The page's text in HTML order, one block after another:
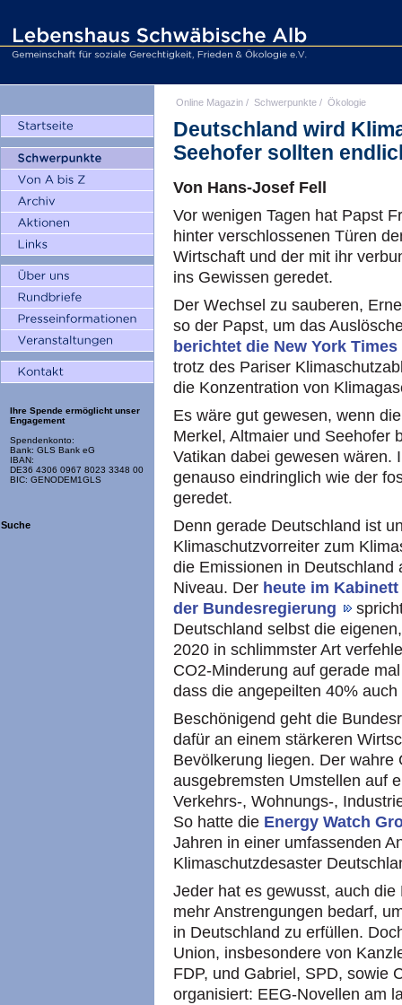
Ihre Spende ermöglicht unser
Engagement
Spendenkonto:
Bank: GLS Bank eG
IBAN:
DE36 4306 0967 8023 3348 00
BIC: GENODEM1GLS
Suche
Online Magazin / Schwerpunkte / Ökologie
Deutschland wird
Seehofer sollten
Von Hans-Josef Fell
Vor wenigen Tagen hat Papst
hinter verschlossenen Türen
Wirtschaft und der mit ihr
ins Gewissen geredet.
Der Wechsel zu sauberen,
so der Papst, um das
berichtet die New York Times
trotz des Pariser
die Konzentration von
Es wäre gut gewesen, wenn
Merkel, Altmaier und Seehofer
Vatikan dabei gewesen wären.
genauso eindringlich wie der
geredet.
Denn gerade Deutschland ist
Klimaschutzvorreiter zum
die Emissionen in
Niveau. Der heute im
der Bundesregierung
Deutschland selbst die
2020 in schlimmster Art
CO2-Minderung auf gerade
dass die angepeilten 40%
Beschönigend geht die
dafür an einem stärkeren
Bevölkerung liegen. Der
ausgebremsten Umstellen auf
Verkehrs-, Wohnungs-,
So hatte die Energy Watch
Jahren in einer umfassenden
Klimaschutzdesaster
Jeder hat es gewusst, auch
mehr Anstrengungen bedarf,
in Deutschland zu erfüllen.
Union, insbesondere von
FDP, und Gabriel, SPD, sowie
organisiert: EEG-Novellen am